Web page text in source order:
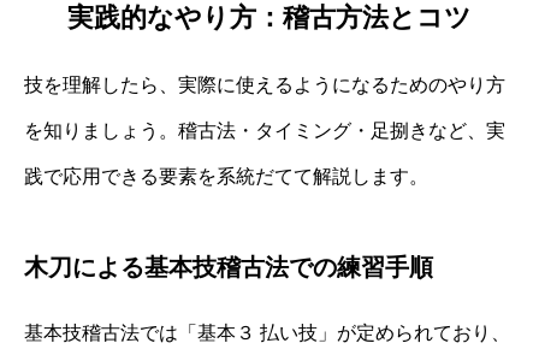
実践的なやり方：稽古方法とコツ
技を理解したら、実際に使えるようになるためのやり方
を知りましょう。稽古法・タイミング・足捌きなど、実
践で応用できる要素を系統だてて解説します。
木刀による基本技稽古法での練習手順
基本技稽古法では「基本３ 払い技」が定められており、